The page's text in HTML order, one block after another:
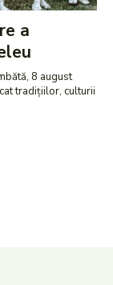
a
8 august
tradițiilor, culturii